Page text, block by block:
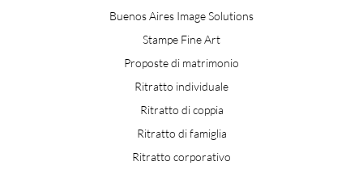
Buenos Aires Image Solutions
Stampe Fine Art
Proposte di matrimonio
Ritratto individuale
Ritratto di coppia
Ritratto di famiglia
Ritratto corporativo